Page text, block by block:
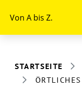
Von A bis Z.
STARTSEITE